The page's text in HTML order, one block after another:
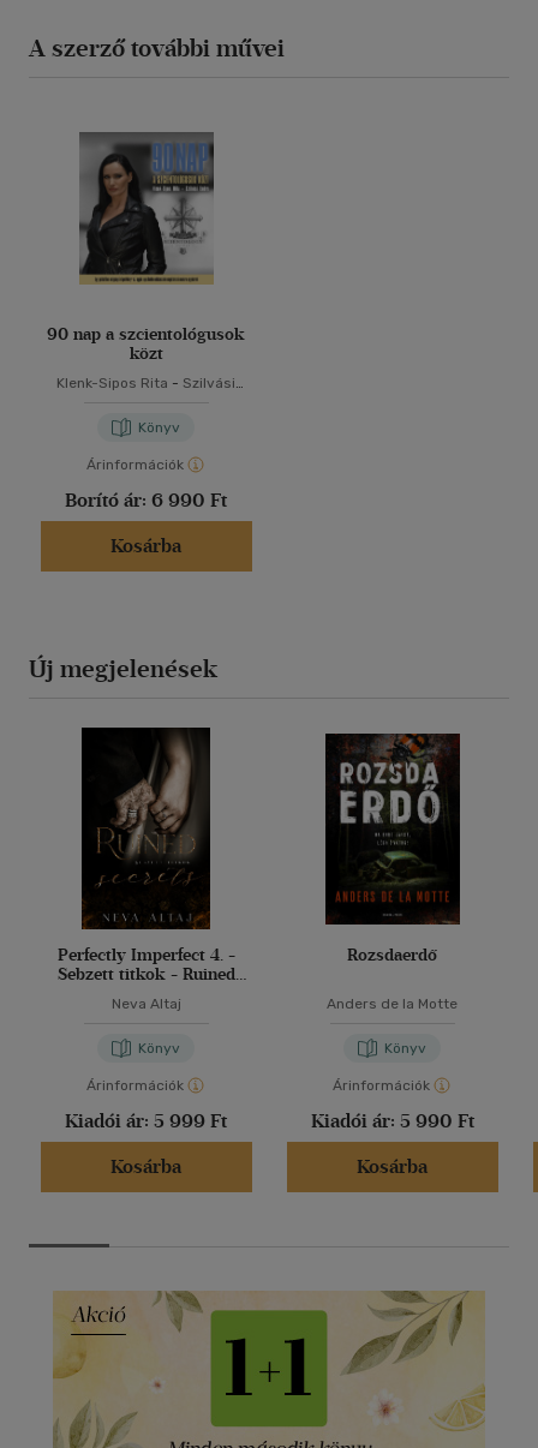
A szerző további művei
90 nap a szcientológusok
közt
Klenk-Sipos Rita - Szilvási
Könyv
Árinformációk
Borító ár: 6 990 Ft
Kosárba
Új megjelenések
Perfectly Imperfect 4. -
Sebzett titkok - Ruined
Neva Altaj
Könyv
Árinformációk
Kiadói ár: 5 999 Ft
Kosárba
Rozsdaerdő
Anders de la Motte
Könyv
Árinformációk
Kiadói ár: 5 990 Ft
Kosárba